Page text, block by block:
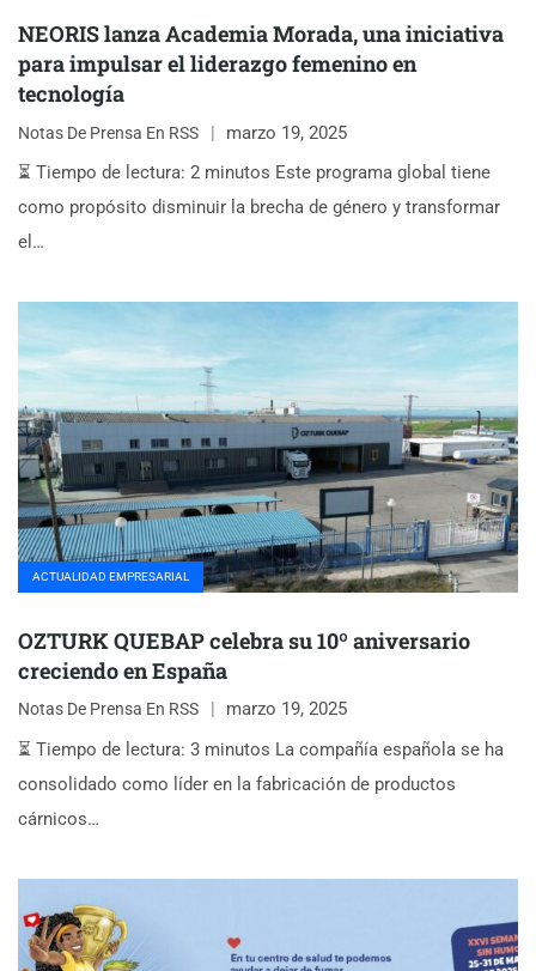
NEORIS lanza Academia Morada, una iniciativa
para impulsar el liderazgo femenino en
tecnología
Notas De Prensa En RSS
marzo 19, 2025
⏳ Tiempo de lectura: 2 minutos Este programa global tiene
como propósito disminuir la brecha de género y transformar
el…
ACTUALIDAD EMPRESARIAL
OZTURK QUEBAP celebra su 10º aniversario
creciendo en España
Notas De Prensa En RSS
marzo 19, 2025
⏳ Tiempo de lectura: 3 minutos La compañía española se ha
consolidado como líder en la fabricación de productos
cárnicos…